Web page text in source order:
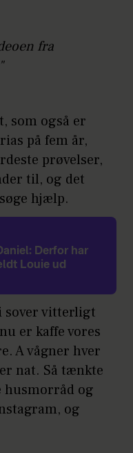
fra
som også er
på fem år,
prøvelser,
til, og det
hjælp.
Derfor har
Louie ud
sover vitterligt
er kaffe vores
A vågner hver
nat. Så tænkte
husmorråd og
og